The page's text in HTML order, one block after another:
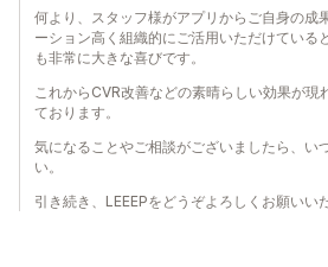
何より、スタッフ様がアプリからご自身の成
ーション高く組織的にご活用いただけている
も非常に大きな喜びです。
これからCVR改善などの素晴らしい効果が現
ております。
気になることやご相談がございましたら、い
い。
引き続き、LEEEPをどうぞよろしくお願いい